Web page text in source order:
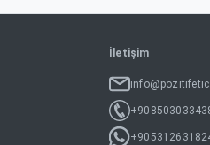
İletişim